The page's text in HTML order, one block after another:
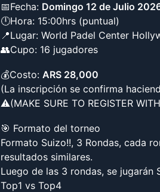
📅Fecha: Domingo 12 de Julio
🕛Hora: 15:00hrs (puntual)
📍Lugar: World Padel Center
👥Cupo: 16 jugadores
💰Costo: ARS 28,000
(La inscripción se confirma
⚠️​(MAKE SURE TO REGISTER
🎯 Formato del torneo
​Formato Suizo!!, 3 Rondas, cada
resultados similares.
​Luego de las 3 rondas, se jugarán
Top1 vs Top4